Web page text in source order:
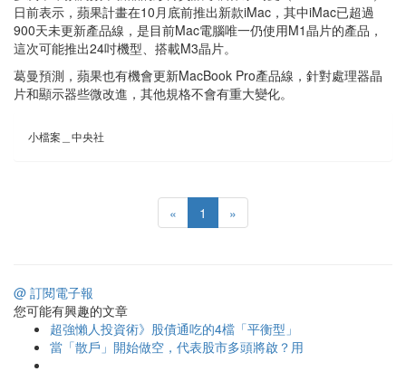
日前表示，蘋果計畫在10月底前推出新款iMac，其中iMac已超過
900天未更新產品線，是目前Mac電腦唯一仍使用M1晶片的產品，
這次可能推出24吋機型、搭載M3晶片。
葛曼預測，蘋果也有機會更新MacBook Pro產品線，針對處理器晶
片和顯示器些微改進，其他規格不會有重大變化。
小檔案＿中央社
« 1 »
@ 訂閱電子報
您可能有興趣的文章
超強懶人投資術》股債通吃的4檔「平衡型」
當「散戶」開始做空，代表股市多頭將啟？用